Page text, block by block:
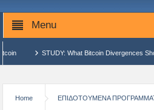
Menu
What Bitcoin Divergences Show Us About the
Home ΕΠΙΔΟΤΟΥΜΕΝΑ